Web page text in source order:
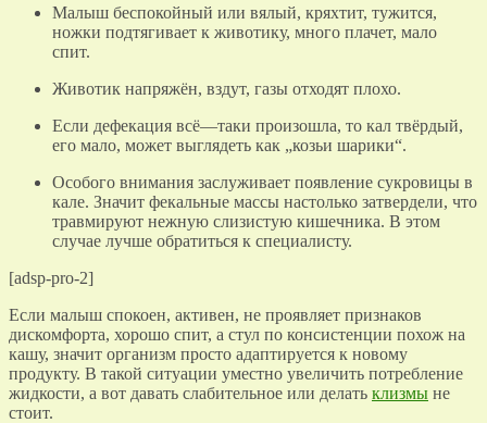
Малыш беспокойный или вялый, кряхтит, тужится,
ножки подтягивает к животику, много плачет, мало
спит.
Животик напряжён, вздут, газы отходят плохо.
Если дефекация всё—таки произошла, то кал твёрдый,
его мало, может выглядеть как „козьи шарики“.
Особого внимания заслуживает появление сукровицы в
кале. Значит фекальные массы настолько затвердели, что
травмируют нежную слизистую кишечника. В этом
случае лучше обратиться к специалисту.
[adsp-pro-2]
Если малыш спокоен, активен, не проявляет признаков
дискомфорта, хорошо спит, а стул по консистенции похож на
кашу, значит организм просто адаптируется к новому
продукту. В такой ситуации уместно увеличить потребление
жидкости, а вот давать слабительное или делать клизмы не
стоит.